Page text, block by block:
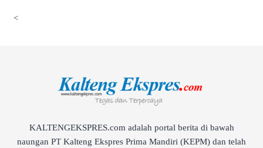
<
KALTENGEKSPRES.com adalah portal berita di bawah
naungan PT Kalteng Ekspres Prima Mandiri (KEPM) dan telah